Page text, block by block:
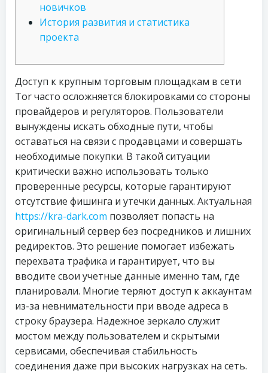
новичков
История развития и статистика
проекта
Доступ к крупным торговым площадкам в сети
Tor часто осложняется блокировками со стороны
провайдеров и регуляторов. Пользователи
вынуждены искать обходные пути, чтобы
оставаться на связи с продавцами и совершать
необходимые покупки. В такой ситуации
критически важно использовать только
проверенные ресурсы, которые гарантируют
отсутствие фишинга и утечки данных. Актуальная
https://kra-dark.com позволяет попасть на
оригинальный сервер без посредников и лишних
редиректов. Это решение помогает избежать
перехвата трафика и гарантирует, что вы
вводите свои учетные данные именно там, где
планировали. Многие теряют доступ к аккаунтам
из-за невнимательности при вводе адреса в
строку браузера. Надежное зеркало служит
мостом между пользователем и скрытыми
сервисами, обеспечивая стабильность
соединения даже при высоких нагрузках на сеть.